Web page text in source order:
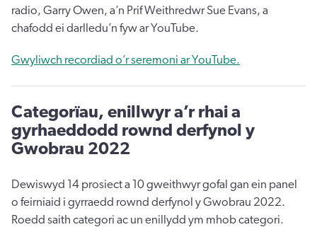
radio, Garry Owen, a’n Prif Weithredwr Sue Evans, a
chafodd ei darlledu’n fyw ar YouTube.
Gwyliwch recordiad o’r seremoni ar YouTube.
Categorïau, enillwyr a’r rhai a
gyrhaeddodd rownd derfynol y
Gwobrau 2022
Dewiswyd 14 prosiect a 10 gweithwyr gofal gan ein panel
o feirniaid i gyrraedd rownd derfynol y Gwobrau 2022.
Roedd saith categori ac un enillydd ym mhob categori.